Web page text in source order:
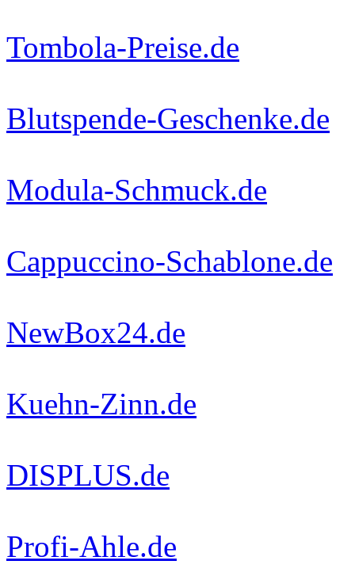
Tombola-Preise.de
Blutspende-Geschenke.de
Modula-Schmuck.de
Cappuccino-Schablone.de
NewBox24.de
Kuehn-Zinn.de
DISPLUS.de
Profi-Ahle.de